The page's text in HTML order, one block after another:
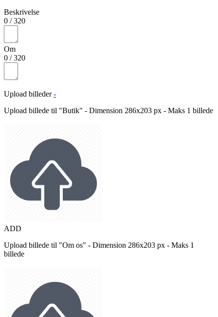
Beskrivelse
0 /320
Om
0 /320
Upload billeder -
Upload billede til "Butik" - Dimension 286x203 px - Maks 1 billede
ADD
Upload billede til "Om os" - Dimension 286x203 px - Maks 1
billede